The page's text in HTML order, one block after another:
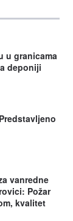
u granicama
deponiji
vanredne
Požar
kvalitet